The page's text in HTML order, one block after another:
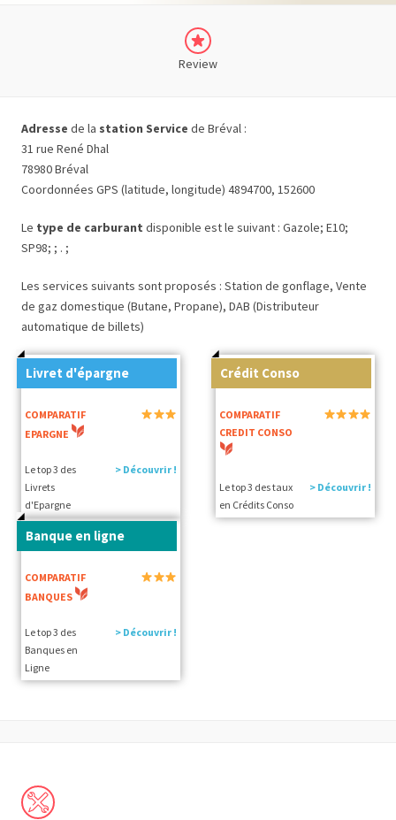
Review
Adresse de la station Service de Bréval :
31 rue René Dhal
78980 Bréval
Coordonnées GPS (latitude, longitude) 4894700, 152600
Le type de carburant disponible est le suivant : Gazole; E10;
SP98; ; . ;
Les services suivants sont proposés : Station de gonflage, Vente
de gaz domestique (Butane, Propane), DAB (Distributeur
automatique de billets)
Livret d'épargne
COMPARATIF
EPARGNE
Le top 3 des
Livrets
d'Epargne
> Découvrir !
Crédit Conso
COMPARATIF
CREDIT CONSO
Le top 3 des taux
en Crédits Conso
> Découvrir !
Banque en ligne
COMPARATIF
BANQUES
Le top 3 des
Banques en
Ligne
> Découvrir !